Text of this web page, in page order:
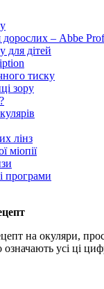
дорослих – Abbe Prof
для дітей
тиску
зору
лінз
міопії
програми
на окуляри,
усі ці